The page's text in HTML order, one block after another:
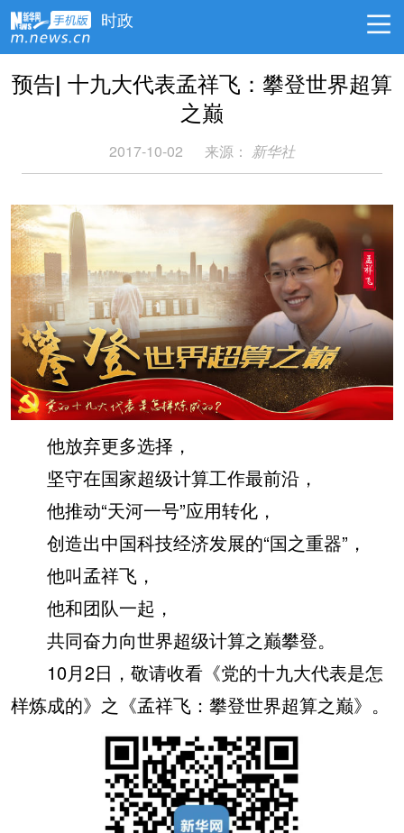
时政
预告| 十九大代表孟祥飞：攀登世界超算
之巅
2017-10-02 来源： 新华社
他放弃更多选择，
坚守在国家超级计算工作最前沿，
他推动“天河一号”应用转化，
创造出中国科技经济发展的“国之重器”，
他叫孟祥飞，
他和团队一起，
共同奋力向世界超级计算之巅攀登。
10月2日，敬请收看《党的十九大代表是怎
样炼成的》之《孟祥飞：攀登世界超算之巅》。